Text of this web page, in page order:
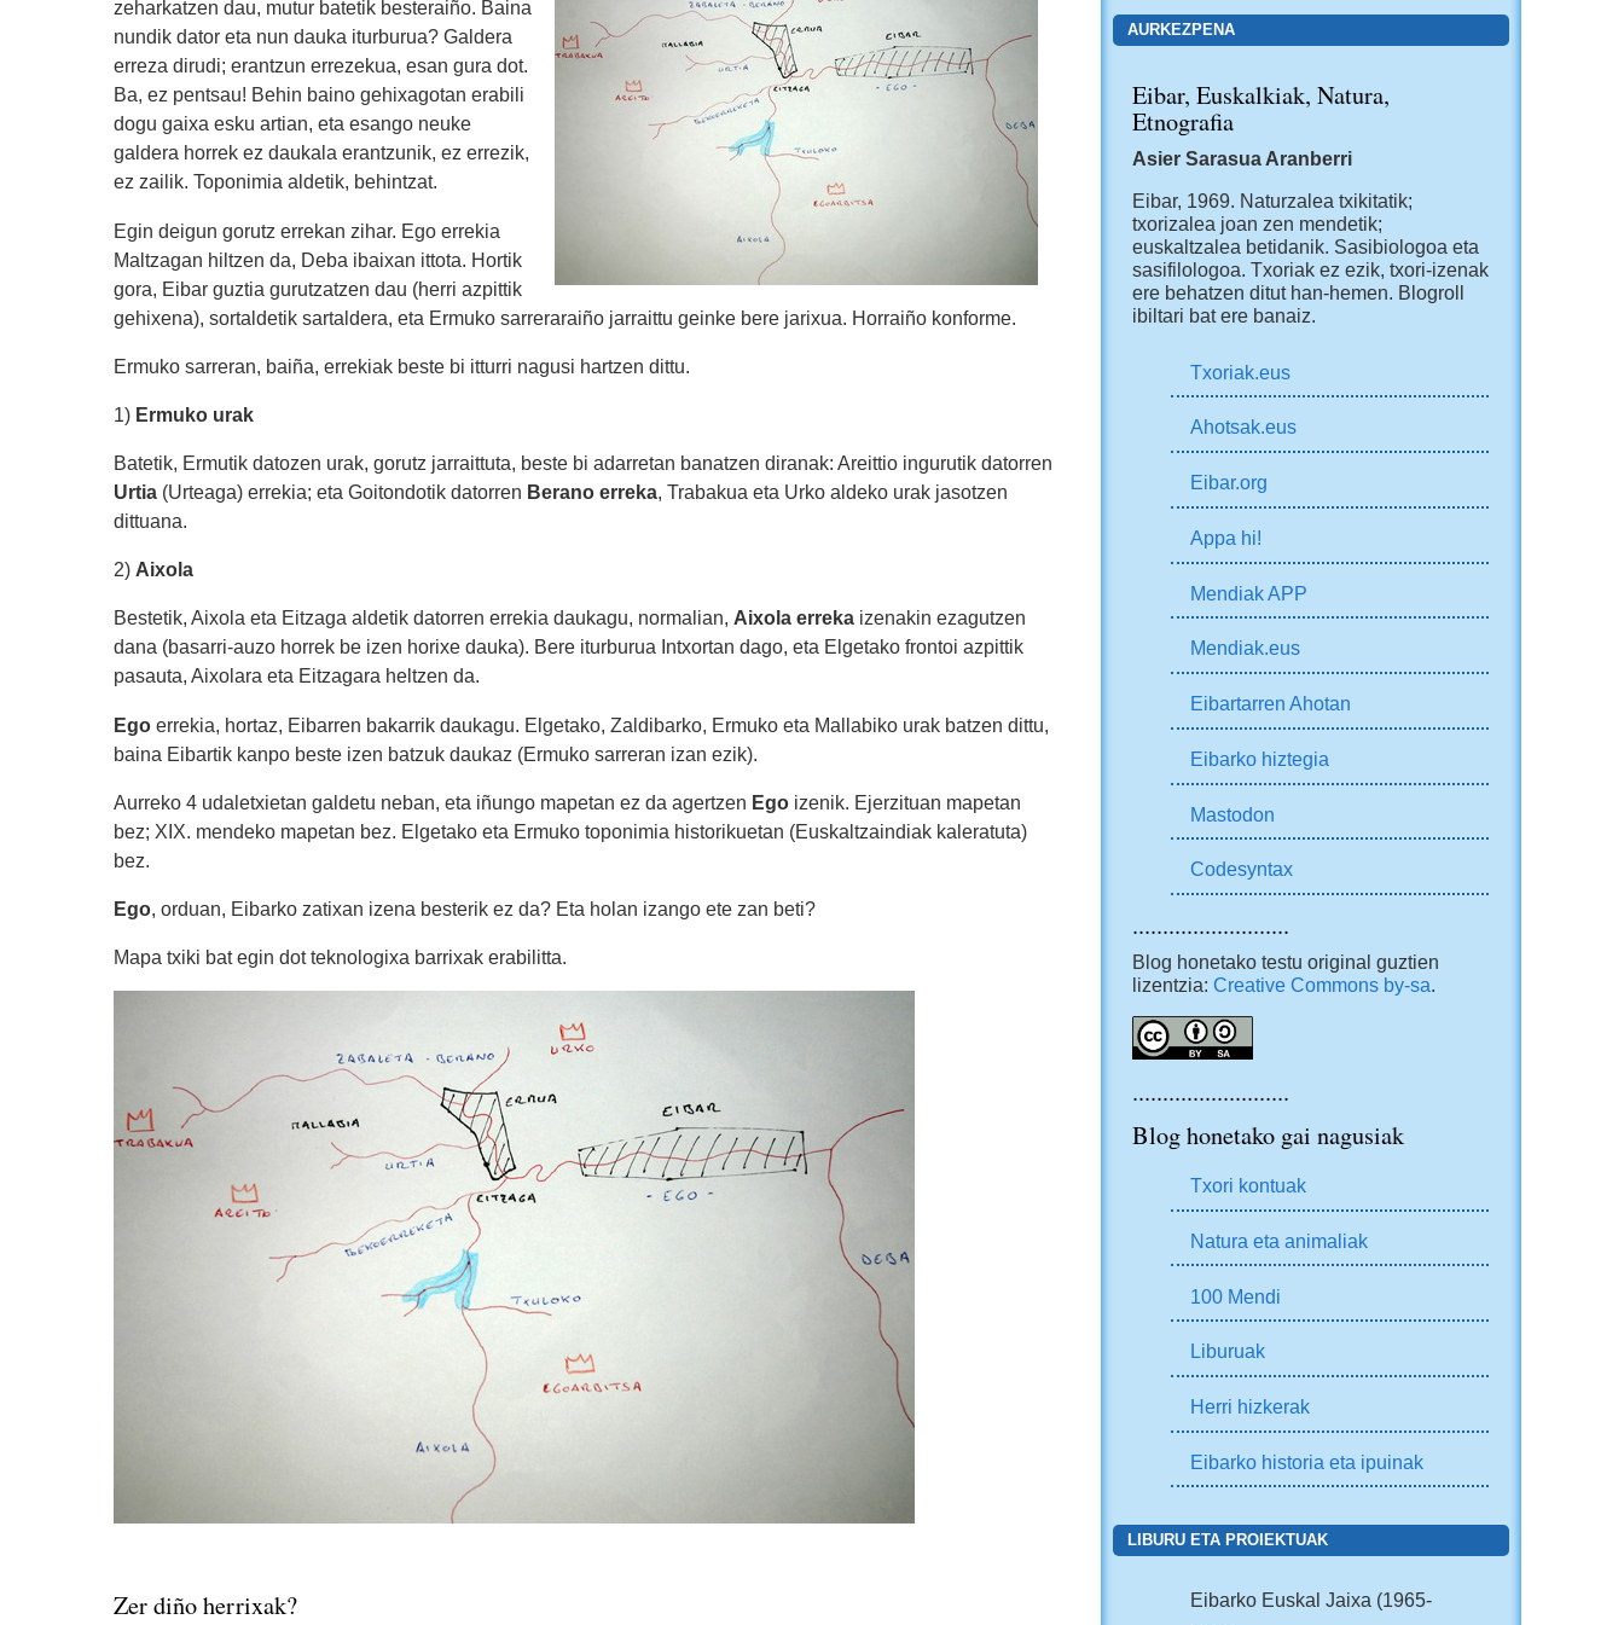
zeharkatzen dau, mutur batetik besteraiño. Baina
nundik dator eta nun dauka iturburua? Galdera
erreza dirudi; erantzun errezekua, esan gura dot.
Ba, ez pentsau! Behin baino gehixagotan erabili
dogu gaixa esku artian, eta esango neuke
galdera horrek ez daukala erantzunik, ez errezik,
ez zailik. Toponimia aldetik, behintzat.
Egin deigun gorutz errekan zihar. Ego errekia
Maltzagan hiltzen da, Deba ibaixan ittota. Hortik
gora, Eibar guztia gurutzatzen dau (herri azpittik
gehixena), sortaldetik sartaldera, eta Ermuko sarreraraiño jarraittu geinke bere jarixua. Horraiño konforme.
Ermuko sarreran, baiña, errekiak beste bi itturri nagusi hartzen dittu.
1) Ermuko urak
Batetik, Ermutik datozen urak, gorutz jarraittuta, beste bi adarretan banatzen diranak: Areittio ingurutik datorren
Urtia(Urteaga) errekia; eta Goitondotik datorren Berano erreka, Trabakua eta Urko aldeko urak jasotzen
dittuana.
2) Aixola
Bestetik, Aixola eta Eitzaga aldetik datorren errekia daukagu, normalian, Aixola errekaizenakin ezagutzen
dana (basarri-auzo horrek be izen horixe dauka). Bere iturburua Intxortan dago, eta Elgetako frontoi azpittik
pasauta, Aixolara eta Eitzagara heltzen da.
Egoerrekia, hortaz, Eibarren bakarrik daukagu. Elgetako, Zaldibarko, Ermuko eta Mallabiko urak batzen dittu,
baina Eibartik kanpo beste izen batzuk daukaz (Ermuko sarreran izan ezik).
Aurreko 4 udaletxietan galdetu neban, eta iñungo mapetan ez da agertzen Egoizenik. Ejerzituan mapetan
bez; XIX. mendeko mapetan bez. Elgetako eta Ermuko toponimia historikuetan (Euskaltzaindiak kaleratuta)
bez.
Ego, orduan, Eibarko zatixan izena besterik ez da? Eta holan izango ete zan beti?
Mapa txiki bat egin dot teknologixa barrixak erabilitta.
Zer diño herrixak?
AURKEZPENA
Eibar, Euskalkiak, Natura,
Etnografia
Asier Sarasua Aranberri
Eibar, 1969. Naturzalea txikitatik;
txorizalea joan zen mendetik;
euskaltzalea betidanik. Sasibiologoa eta
sasifilologoa. Txoriak ez ezik, txori-izenak
ere behatzen ditut han-hemen. Blogroll
ibiltari bat ere banaiz.
Txoriak.eus
Ahotsak.eus
Eibar.org
Appa hi!
Mendiak APP
Mendiak.eus
Eibartarren Ahotan
Eibarko hiztegia
Mastodon
Codesyntax
..........................
Blog honetako testu original guztien
lizentzia: Creative Commons by-sa.
..........................
Blog honetako gai nagusiak
Txori kontuak
Natura eta animaliak
100 Mendi
Liburuak
Herri hizkerak
Eibarko historia eta ipuinak
LIBURU ETA PROIEKTUAK
Eibarko Euskal Jaixa (1965-